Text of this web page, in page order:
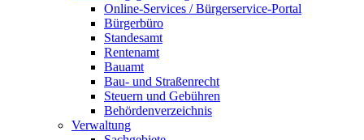
Online-Services / Bürgerservice-Portal
Bürgerbüro
Standesamt
Rentenamt
Bauamt
Bau- und Straßenrecht
Steuern und Gebühren
Behördenverzeichnis
Verwaltung